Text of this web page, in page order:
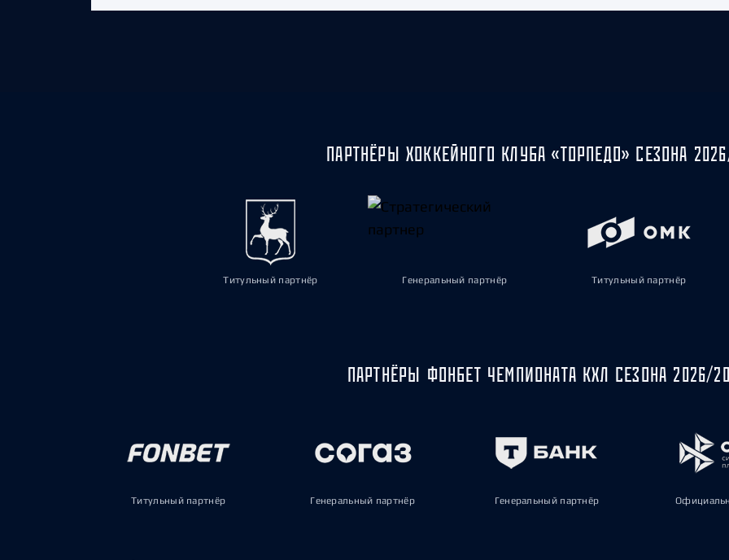
ПАРТНЁРЫ ХОККЕЙНОГО КЛУБА «ТОРПЕДО» СЕЗОНА
Титульный партнёр Генеральный партнёр Титульный партнёр
ПАРТНЁРЫ ФОНБЕТ ЧЕМПИОНАТА КХЛ СЕЗОНА 2026/
Титульный партнёр Генеральный партнёр Генеральный партнёр